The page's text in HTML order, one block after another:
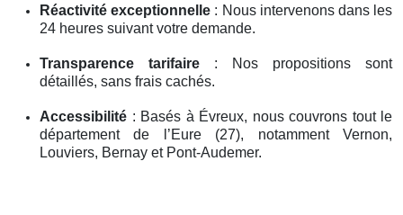
Réactivité exceptionnelle : Nous intervenons dans les
24 heures suivant votre demande.
Transparence tarifaire : Nos propositions sont
détaillés, sans frais cachés.
Accessibilité : Basés à Évreux, nous couvrons tout le
département de l’Eure (27), notamment Vernon,
Louviers, Bernay et Pont-Audemer.